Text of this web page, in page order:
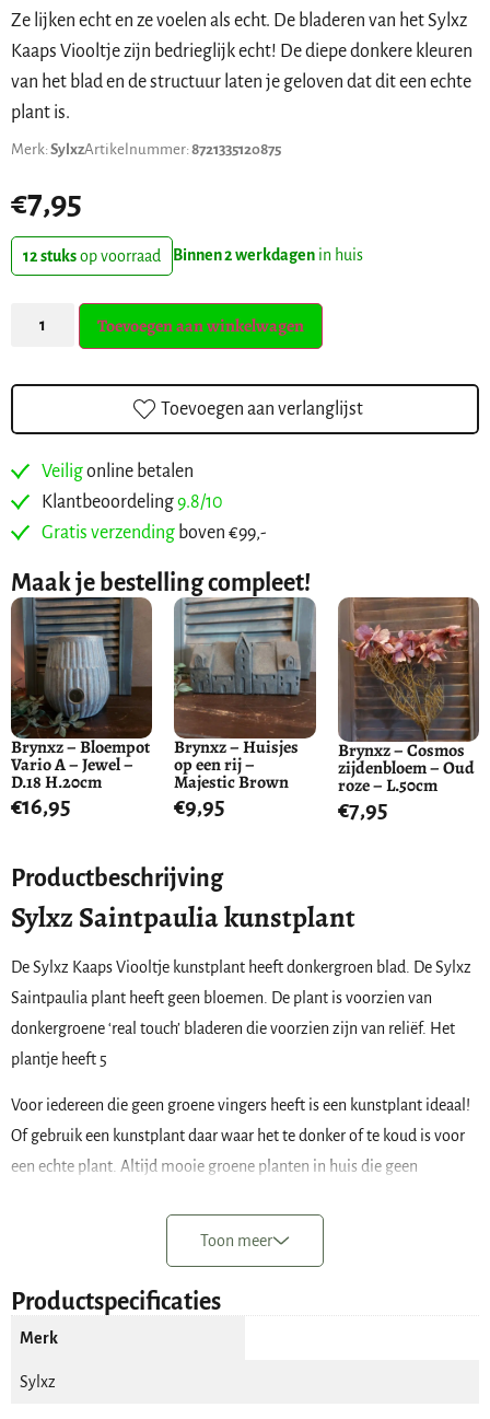
Ze lijken echt en ze voelen als echt. De bladeren van het Sylxz
Kaaps Viooltje zijn bedrieglijk echt! De diepe donkere kleuren
van het blad en de structuur laten je geloven dat dit een echte
plant is.
Merk: SylxzArtikelnummer: 8721335120875
€7,95
12 stuksop voorraad Binnen 2 werkdagen in huis
Toevoegen aan winkelwagen
Toevoegen aan verlanglijst
Veiligonline betalen
Klantbeoordeling9.8/10
Gratis verzendingboven €99,-
Productbeschrijving
Sylxz Saintpaulia kunstplant
De Sylxz Kaaps Viooltje kunstplant heeft donkergroen blad. De Sylxz
Saintpaulia plant heeft geen bloemen. De plant is voorzien van
donkergroene ‘real touch’ bladeren die voorzien zijn van reliëf. Het
plantje heeft 5
Voor iedereen die geen groene vingers heeft is een kunstplant ideaal!
Of gebruik een kunstplant daar waar het te donker of te koud is voor
een echte plant. Altijd mooie groene planten in huis die geen
Afhankelijk van de grootte van je pot of kruik plaats je één of
eenvoudig om ze in de gewenste positie te vormen. Het gebruik van
een kunstplantje is ideaal voor in potten en kruiken die niet
Toon meer
Productspecificaties
Merk
Sylxz
Maak je bestelling compleet!
Brynxz – Bloempot
Vario A – Jewel –
D.18 H.20cm
€16,95
Brynxz – Huisjes
op een rij –
Majestic Brown
€9,95
Brynxz – Cosmos
zijdenbloem – Oud
roze – L.50cm
€7,95